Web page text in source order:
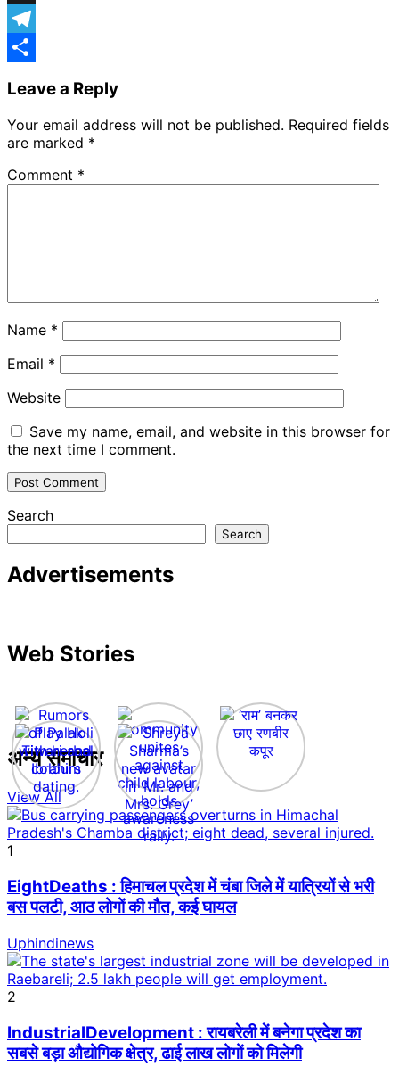
X
Telegram
Leave a Reply
Your email address will not be published. Required fields
are marked *
Comment *
Name *
Email *
Website
Save my name, email, and website in this browser for
the next time I comment.
Search
Search
Advertisements
Web Stories
अन्य समाचार
View All
1
EightDeaths : हिमाचल प्रदेश में चंबा जिले में यात्रियों से भरी
बस पलटी, आठ लोगों की मौत, कई घायल
Uphindinews
2
IndustrialDevelopment : रायबरेली में बनेगा प्रदेश का
सबसे बड़ा औद्योगिक क्षेत्र, ढाई लाख लोगों को मिलेगी